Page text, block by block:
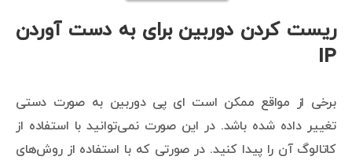
ریست کردن دوربین برای به دست آوردن
IP
برخی از مواقع ممکن است ای پی دوربین به صورت دستی
تغییر داده شده باشد. در این صورت نمی‌توانید با استفاده از
کاتالوگ آن را پیدا کنید. در صورتی که با استفاده از روش‌های